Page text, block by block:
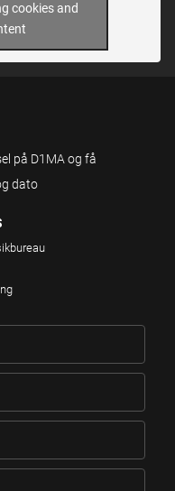
cookies and
på D1MA og få
dato